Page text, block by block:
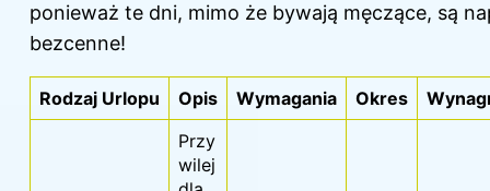
ponieważ te dni, mimo że bywają męczące, są
bezcenne!
Rodzaj Urlopu Opis Wymagania Okres
Przy
wilej